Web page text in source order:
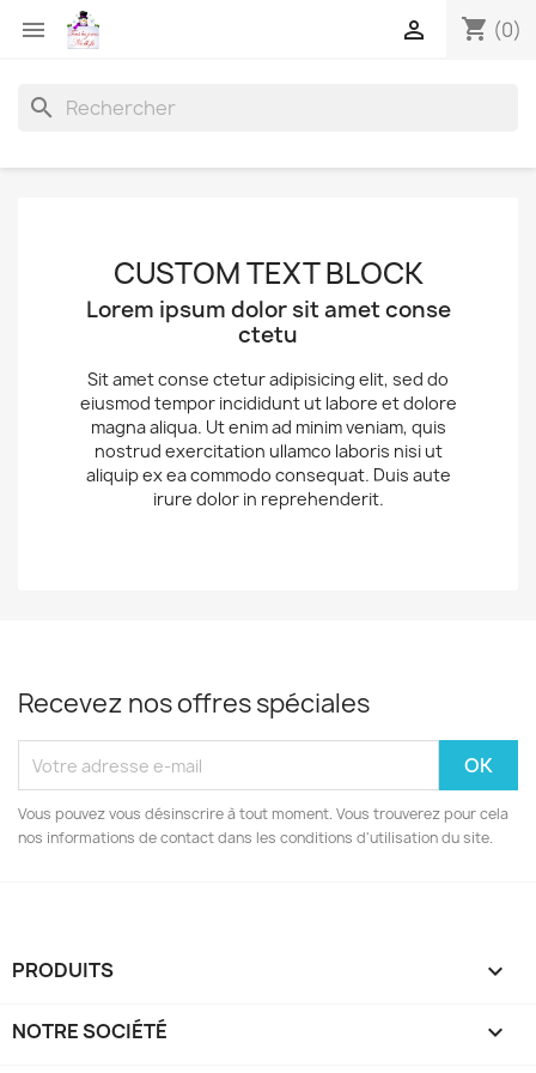
 shopping_cart (0)

search
CUSTOM TEXT BLOCK
Lorem ipsum dolor sit amet conse
ctetu
Sit amet conse ctetur adipisicing elit, sed do
eiusmod tempor incididunt ut labore et dolore
magna aliqua. Ut enim ad minim veniam, quis
nostrud exercitation ullamco laboris nisi ut
aliquip ex ea commodo consequat. Duis aute
irure dolor in reprehenderit.
Recevez nos offres spéciales
Vous pouvez vous désinscrire à tout moment. Vous trouverez pour cela
nos informations de contact dans les conditions d'utilisation du site.
PRODUITS 
NOTRE SOCIÉTÉ 